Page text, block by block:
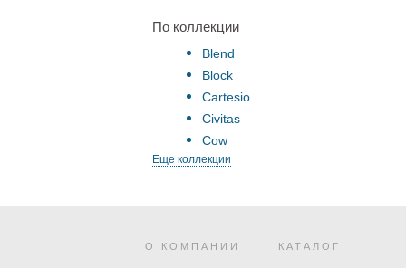
По коллекции
Blend
Block
Cartesio
Civitas
Cow
Еще коллекции
О КОМПАНИИ КАТАЛОГ